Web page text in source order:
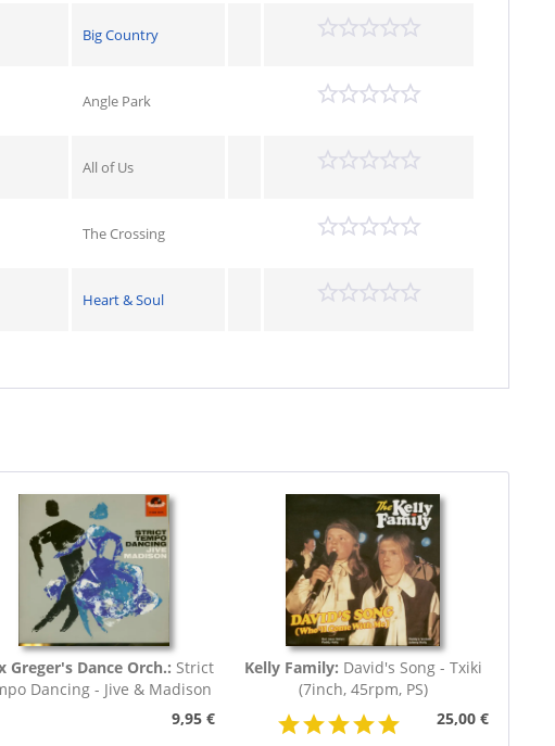
Big Country
Angle Park
All of Us
The Crossing
Heart & Soul
Greger's Dance Orch.: Strict
Dancing - Jive & Madison
9,95 €
Kelly Family: David's Song - Txiki
(7inch, 45rpm, PS)
25,00 €